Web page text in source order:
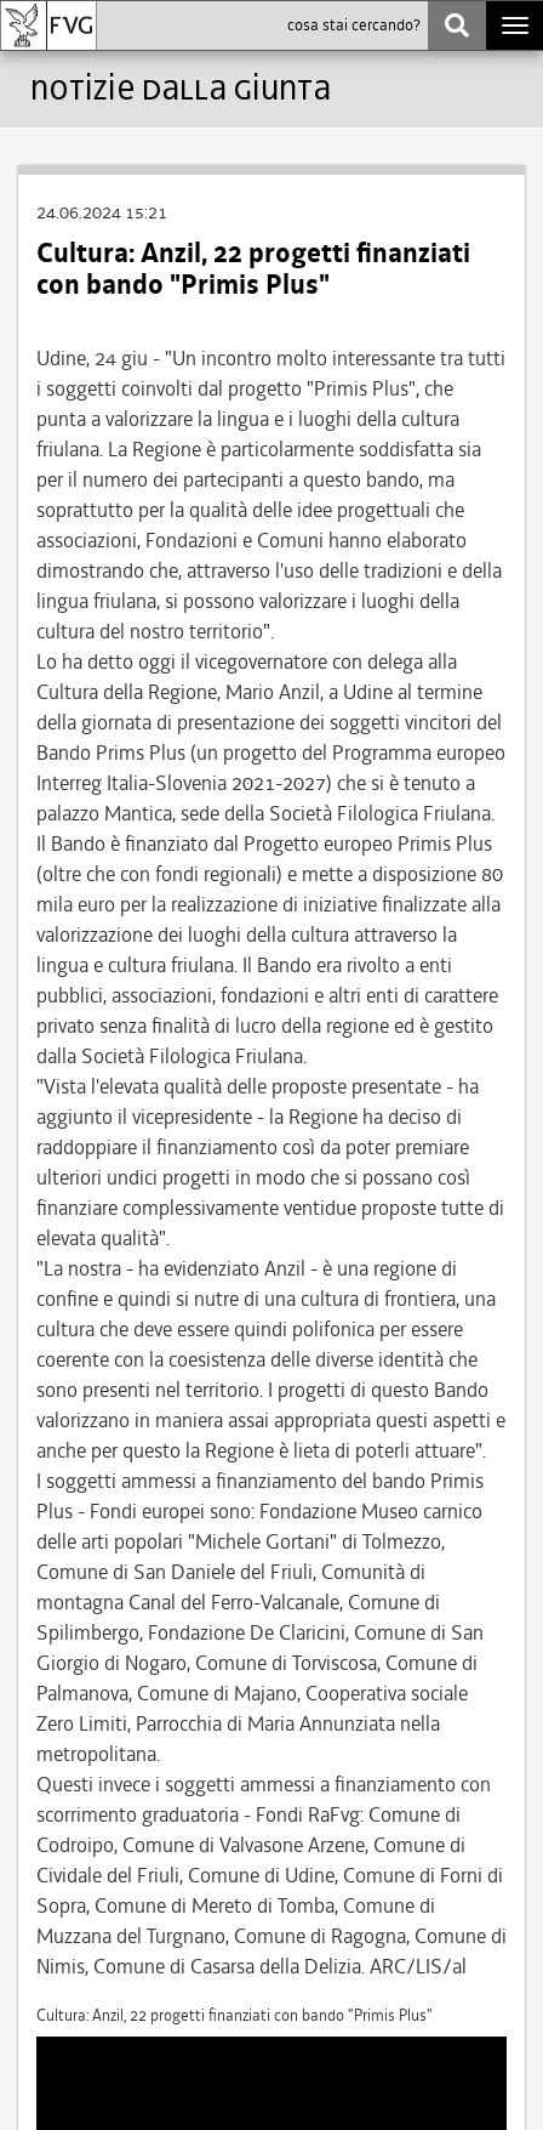
Notizie dalla Giunta
24.06.2024 15:21
Cultura: Anzil, 22 progetti finanziati
con bando "Primis Plus"
Udine, 24 giu - "Un incontro molto interessante tra tutti
i soggetti coinvolti dal progetto "Primis Plus", che
punta a valorizzare la lingua e i luoghi della cultura
friulana. La Regione è particolarmente soddisfatta sia
per il numero dei partecipanti a questo bando, ma
soprattutto per la qualità delle idee progettuali che
associazioni, Fondazioni e Comuni hanno elaborato
dimostrando che, attraverso l'uso delle tradizioni e della
lingua friulana, si possono valorizzare i luoghi della
cultura del nostro territorio".
Lo ha detto oggi il vicegovernatore con delega alla
Cultura della Regione, Mario Anzil, a Udine al termine
della giornata di presentazione dei soggetti vincitori del
Bando Prims Plus (un progetto del Programma europeo
Interreg Italia-Slovenia 2021-2027) che si è tenuto a
palazzo Mantica, sede della Società Filologica Friulana.
Il Bando è finanziato dal Progetto europeo Primis Plus
(oltre che con fondi regionali) e mette a disposizione 80
mila euro per la realizzazione di iniziative finalizzate alla
valorizzazione dei luoghi della cultura attraverso la
lingua e cultura friulana. Il Bando era rivolto a enti
pubblici, associazioni, fondazioni e altri enti di carattere
privato senza finalità di lucro della regione ed è gestito
dalla Società Filologica Friulana.
"Vista l'elevata qualità delle proposte presentate - ha
aggiunto il vicepresidente - la Regione ha deciso di
raddoppiare il finanziamento così da poter premiare
ulteriori undici progetti in modo che si possano così
finanziare complessivamente ventidue proposte tutte di
elevata qualità".
"La nostra - ha evidenziato Anzil - è una regione di
confine e quindi si nutre di una cultura di frontiera, una
cultura che deve essere quindi polifonica per essere
coerente con la coesistenza delle diverse identità che
sono presenti nel territorio. I progetti di questo Bando
valorizzano in maniera assai appropriata questi aspetti e
anche per questo la Regione è lieta di poterli attuare".
I soggetti ammessi a finanziamento del bando Primis
Plus - Fondi europei sono: Fondazione Museo carnico
delle arti popolari "Michele Gortani" di Tolmezzo,
Comune di San Daniele del Friuli, Comunità di
montagna Canal del Ferro-Valcanale, Comune di
Spilimbergo, Fondazione De Claricini, Comune di San
Giorgio di Nogaro, Comune di Torviscosa, Comune di
Palmanova, Comune di Majano, Cooperativa sociale
Zero Limiti, Parrocchia di Maria Annunziata nella
metropolitana.
Questi invece i soggetti ammessi a finanziamento con
scorrimento graduatoria - Fondi RaFvg: Comune di
Codroipo, Comune di Valvasone Arzene, Comune di
Cividale del Friuli, Comune di Udine, Comune di Forni di
Sopra, Comune di Mereto di Tomba, Comune di
Muzzana del Turgnano, Comune di Ragogna, Comune di
Nimis, Comune di Casarsa della Delizia. ARC/LIS/al
Cultura: Anzil, 22 progetti finanziati con bando "Primis Plus"